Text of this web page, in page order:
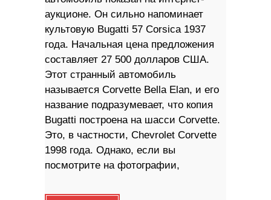
аукционе. Он сильно напоминает
культовую Bugatti 57 Corsica 1937
года. Начальная цена предложения
составляет 27 500 долларов США.
Этот странный автомобиль
называется Corvette Bella Elan, и его
название подразумевает, что копия
Bugatti построена на шасси Corvette.
Это, в частности, Chevrolet Corvette
1998 года. Однако, если вы
посмотрите на фотографии,